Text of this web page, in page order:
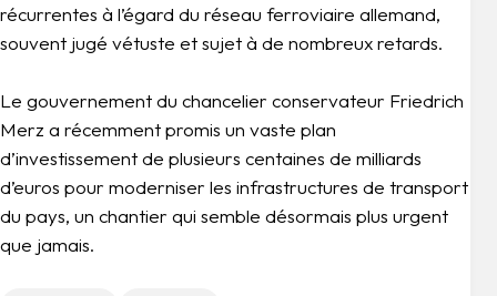
récurrentes à l’égard du réseau ferroviaire allemand,
souvent jugé vétuste et sujet à de nombreux retards.
Le gouvernement du chancelier conservateur Friedrich
Merz a récemment promis un vaste plan
d’investissement de plusieurs centaines de milliards
d’euros pour moderniser les infrastructures de transport
du pays, un chantier qui semble désormais plus urgent
que jamais.